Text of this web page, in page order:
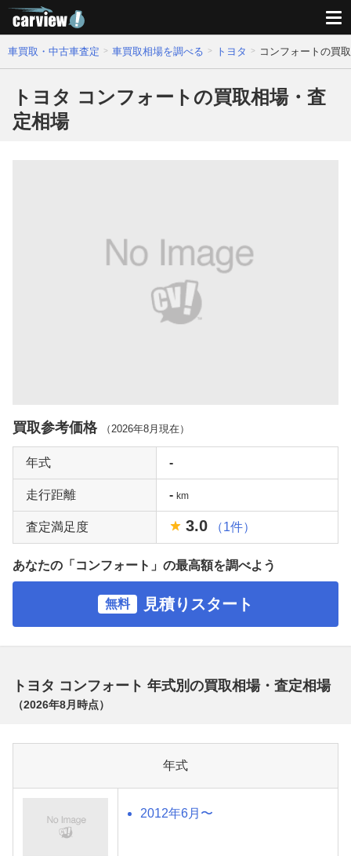
車買取・中古車査定 車買取相場を調べる トヨタ コンフォートの買
トヨタ コンフォートの買取相場・査
定相場
買取参考価格 （2026年8月 現在）
年式 -
走行距離 - km
査定満足度 3.0 （1件）
あなたの「コンフォート」の最高額を調べよう
無料 見積りスタート
トヨタ コンフォート 年式別の買取相場・査定相場
（2026年8月 時点）
年式
2012年6月〜